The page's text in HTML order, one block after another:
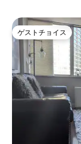
ゲストチョイス
ゲストチョイス